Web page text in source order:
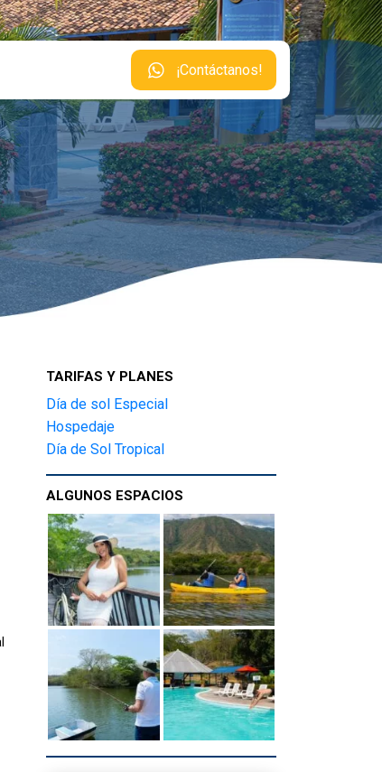
¡Contáctanos!
TARIFAS Y PLANES
Día de sol Especial
Hospedaje
Día de Sol Tropical
ALGUNOS ESPACIOS